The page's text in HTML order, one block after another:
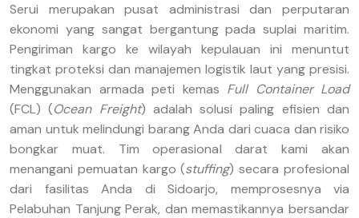
Serui merupakan pusat administrasi dan perputaran
ekonomi yang sangat bergantung pada suplai maritim.
Pengiriman kargo ke wilayah kepulauan ini menuntut
tingkat proteksi dan manajemen logistik laut yang presisi.
Menggunakan armada peti kemas Full Container Load
(FCL) (Ocean Freight) adalah solusi paling efisien dan
aman untuk melindungi barang Anda dari cuaca dan risiko
bongkar muat. Tim operasional darat kami akan
menangani pemuatan kargo (stuffing) secara profesional
dari fasilitas Anda di Sidoarjo, memprosesnya via
Pelabuhan Tanjung Perak, dan memastikannya bersandar